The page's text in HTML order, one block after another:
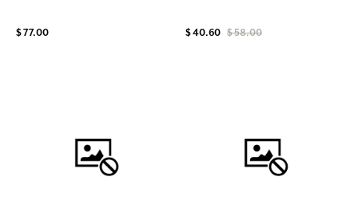
$ 77.00 $ 40.60 $ 58.00